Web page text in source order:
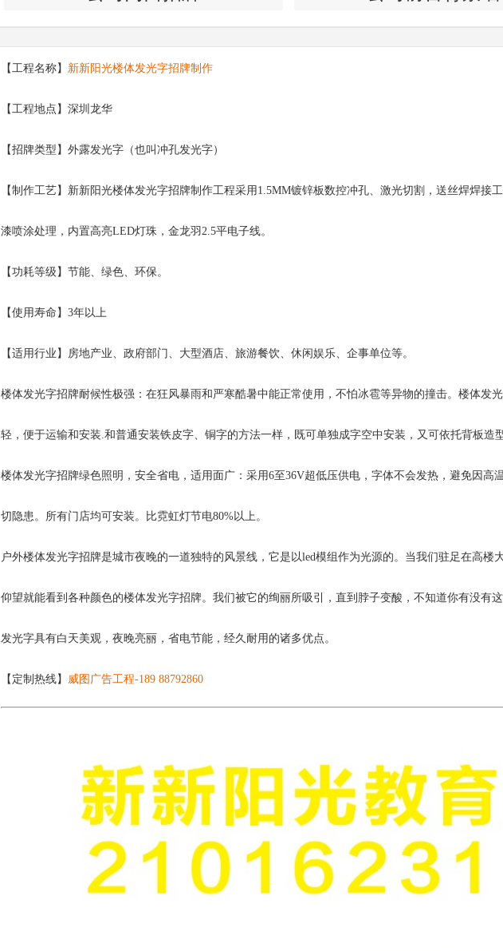
【工程名称】 新新阳光楼体发光字招牌制作
【工程地点】深圳龙华
【招牌类型】外露发光字（也叫冲孔发光字）
【制作工艺】新新阳光楼体发光字招牌制作工程采用1.5MM镀锌板数控冲孔、激光切割，送丝焊焊接
漆喷涂处理，内置高亮LED灯珠，金龙羽2.5平电子线。
【功耗等级】节能、绿色、环保。
【使用寿命】3年以上
【适用行业】房地产业、政府部门、大型酒店、旅游餐饮、休闲娱乐、企事单位等。
楼体发光字招牌耐候性极强：在狂风暴雨和严寒酷暑中能正常使用，不怕冰雹等异物的撞击。楼体发
轻，便于运输和安装.和普通安装铁皮字、铜字的方法一样，既可单独成字空中安装，又可依托背板造
楼体发光字招牌绿色照明，安全省电，适用面广：采用6至36V超低压供电，字体不会发热，避免因高
切隐患。所有门店均可安装。比霓虹灯节电80%以上。
户外楼体发光字招牌是城市夜晚的一道独特的风景线，它是以led模组作为光源的。当我们驻足在高楼
仰望就能看到各种颜色的楼体发光字招牌。我们被它的绚丽所吸引，直到脖子变酸，不知道你有没有
发光字具有白天美观，夜晚亮丽，省电节能，经久耐用的诸多优点。
【定制热线】 威图广告工程-189 88792860